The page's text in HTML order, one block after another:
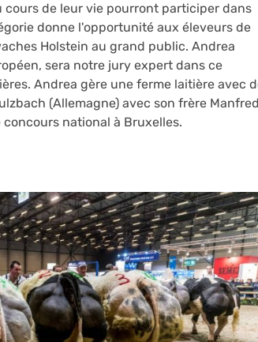
cours de leur vie pourront participer dans
donne l'opportunité aux éleveurs de
Holstein au grand public. Andrea
sera notre jury expert dans ce
Andrea gère une ferme laitière avec
(Allemagne) avec son frère
concours national à Bruxelles.